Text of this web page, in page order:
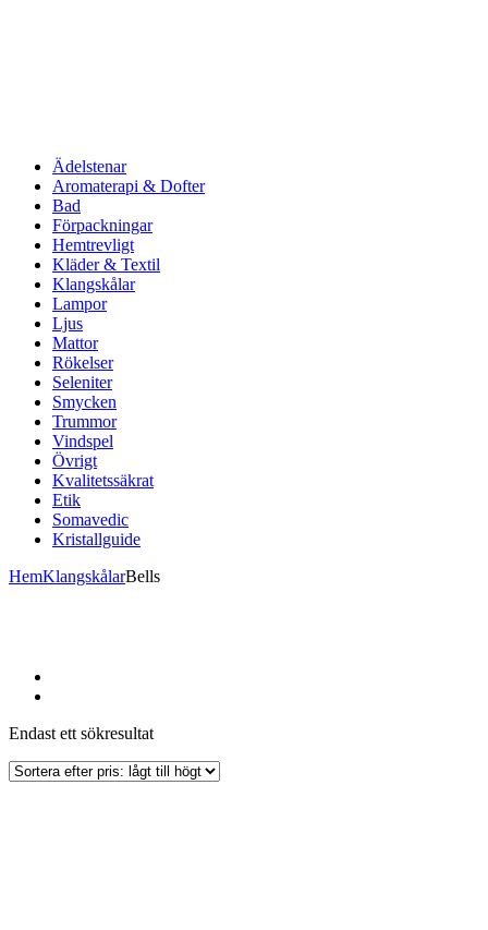
Ädelstenar
Aromaterapi & Dofter
Bad
Förpackningar
Hemtrevligt
Kläder & Textil
Klangskålar
Lampor
Ljus
Mattor
Rökelser
Seleniter
Smycken
Trummor
Vindspel
Övrigt
Kvalitetssäkrat
Etik
Somavedic
Kristallguide
HemKlangskålarBells
Endast ett sökresultat